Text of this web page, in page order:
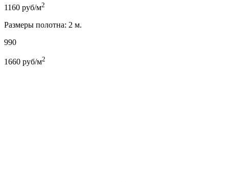
1160 руб/м2
Размеры полотна: 2 м.
990
1660 руб/м2